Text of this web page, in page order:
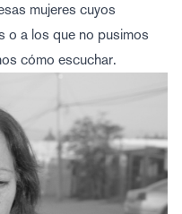
mujeres cuyos
o a los que no pusimos
cómo escuchar.